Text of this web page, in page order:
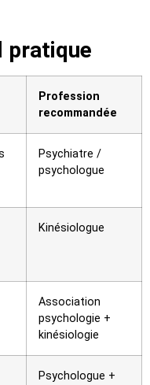
pratique
Profession
recommandée
Psychiatre /
psychologue
Kinésiologue
Association
psychologie +
kinésiologie
Psychologue +